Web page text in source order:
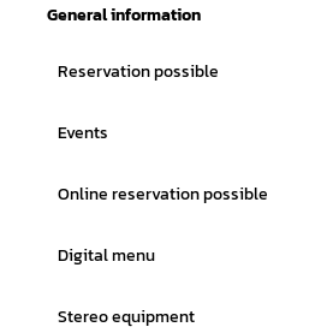
General information
Reservation possible
Events
Online reservation possible
Digital menu
Stereo equipment